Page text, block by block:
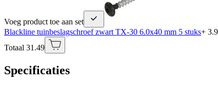
Voeg product toe aan set
Blackline tuinbeslagschroef zwart TX-30 6.0x40 mm 5 stuks+
Totaal 31.49
Specificaties